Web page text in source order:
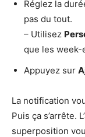
Réglez la
pas du tout.
– Utilisez
que les
Appuyez sur
La notification
Puis ça s’arrête.
superposition